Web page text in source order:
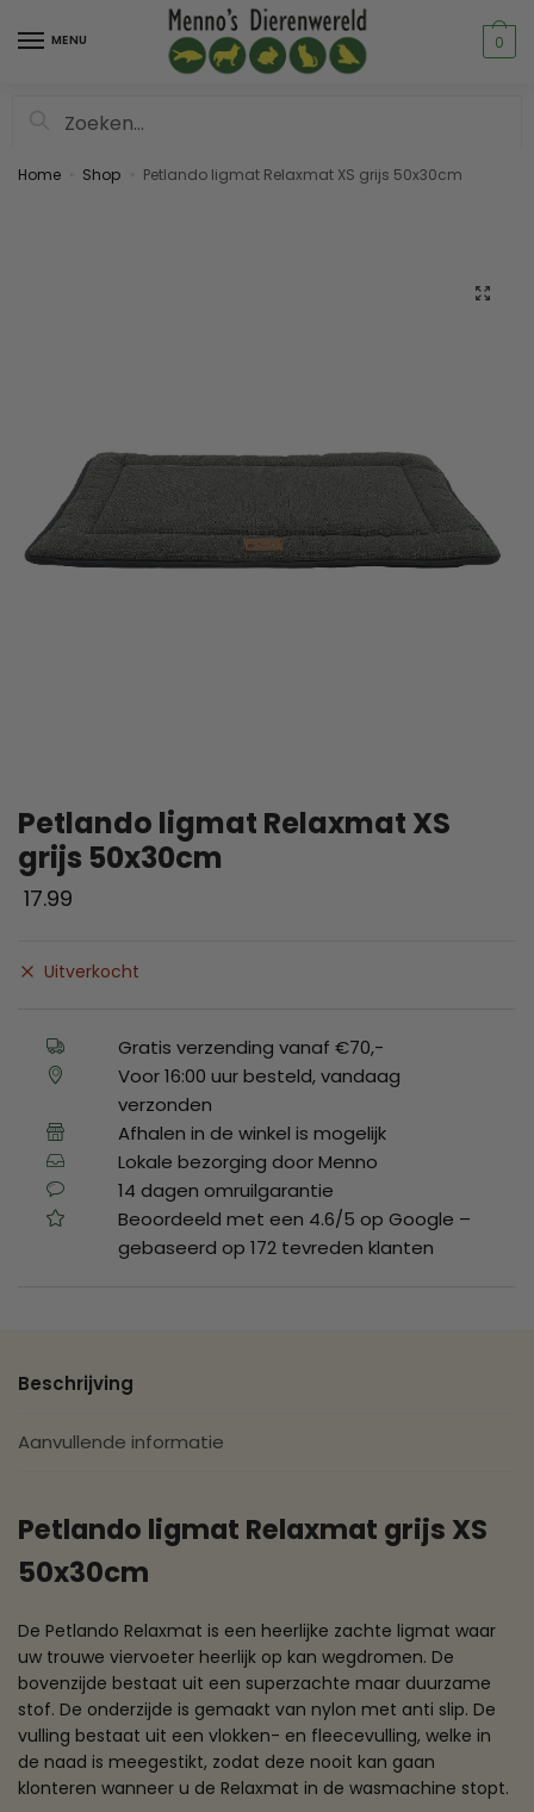
MENU 0
Home Shop Petlando ligmat Relaxmat XS grijs 50x30cm
Petlando ligmat Relaxmat XS
grijs 50x30cm
17.99
Uitverkocht
Gratis verzending vanaf €70,-
Voor 16:00 uur besteld, vandaag
verzonden
Afhalen in de winkel is mogelijk
Lokale bezorging door Menno
14 dagen omruilgarantie
Beoordeeld met een 4.6/5 op Google –
gebaseerd op 172 tevreden klanten
Beschrijving
Aanvullende informatie
Petlando ligmat Relaxmat grijs XS
50x30cm
De Petlando Relaxmat is een heerlijke zachte ligmat waar
uw trouwe viervoeter heerlijk op kan wegdromen. De
bovenzijde bestaat uit een superzachte maar duurzame
stof. De onderzijde is gemaakt van nylon met anti slip. De
vulling bestaat uit een vlokken- en fleecevulling, welke in
de naad is meegestikt, zodat deze nooit kan gaan
klonteren wanneer u de Relaxmat in de wasmachine stopt.